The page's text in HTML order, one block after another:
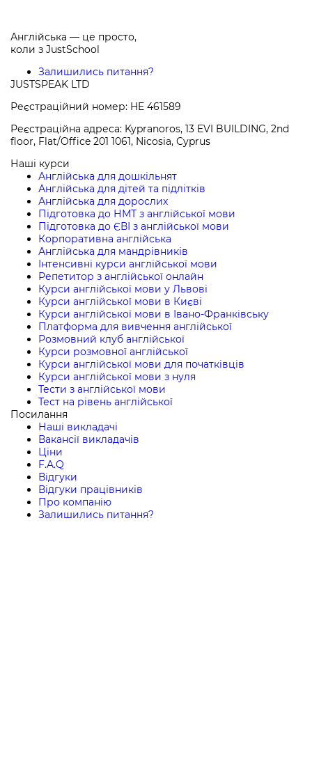
Англійська — це просто,
коли з JustSchool
Залишились питання?
JUSTSPEAK LTD
Реєстраційний номер: HE 461589
Реєстраційна адреса: Kypranoros, 13 EVI BUILDING, 2nd
floor, Flat/Office 201 1061, Nicosia, Cyprus
Наші курси
Англійська для дошкільнят
Англійська для дітей та підлітків
Англійська для дорослих
Підготовка до НМТ з англійської мови
Підготовка до ЄВІ з англійської мови
Корпоративна англійська
Англійська для мандрівників
Інтенсивні курси англійської мови
Репетитор з англійської онлайн
Курси англійської мови у Львові
Курси англійської мови в Києві
Курси англійської мови в Івано-Франківську
Платформа для вивчення англійської
Розмовний клуб англійської
Курси розмовної англійської
Курси англійської мови для початківців
Курси англійської мови з нуля
Тести з англійської мови
Тест на рівень англійської
Посилання
Наші викладачі
Вакансії викладачів
Ціни
F.A.Q
Відгуки
Відгуки працівників
Про компанію
Залишились питання?